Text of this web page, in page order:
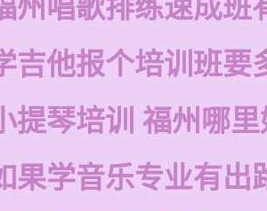
州唱歌排练速成班
吉他报个培训班要
提琴培训 福州哪
果学音乐专业有出